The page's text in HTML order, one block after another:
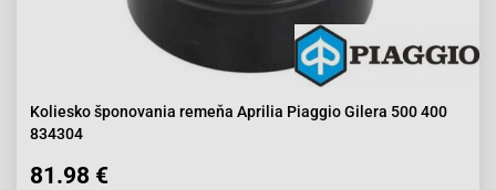
Koliesko šponovania remeňa Aprilia Piaggio Gilera 500 400
834304
81.98 €